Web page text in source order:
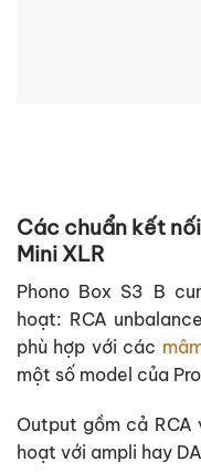
Các chuẩn kết
Mini XLR
Phono Box S3 B
hoạt: RCA
phù hợp với các
một số model của
Output gồm cả RCA
hoạt với ampli hay